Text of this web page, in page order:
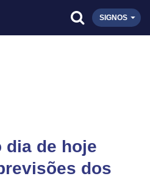
SIGNOS
dia de hoje
dos